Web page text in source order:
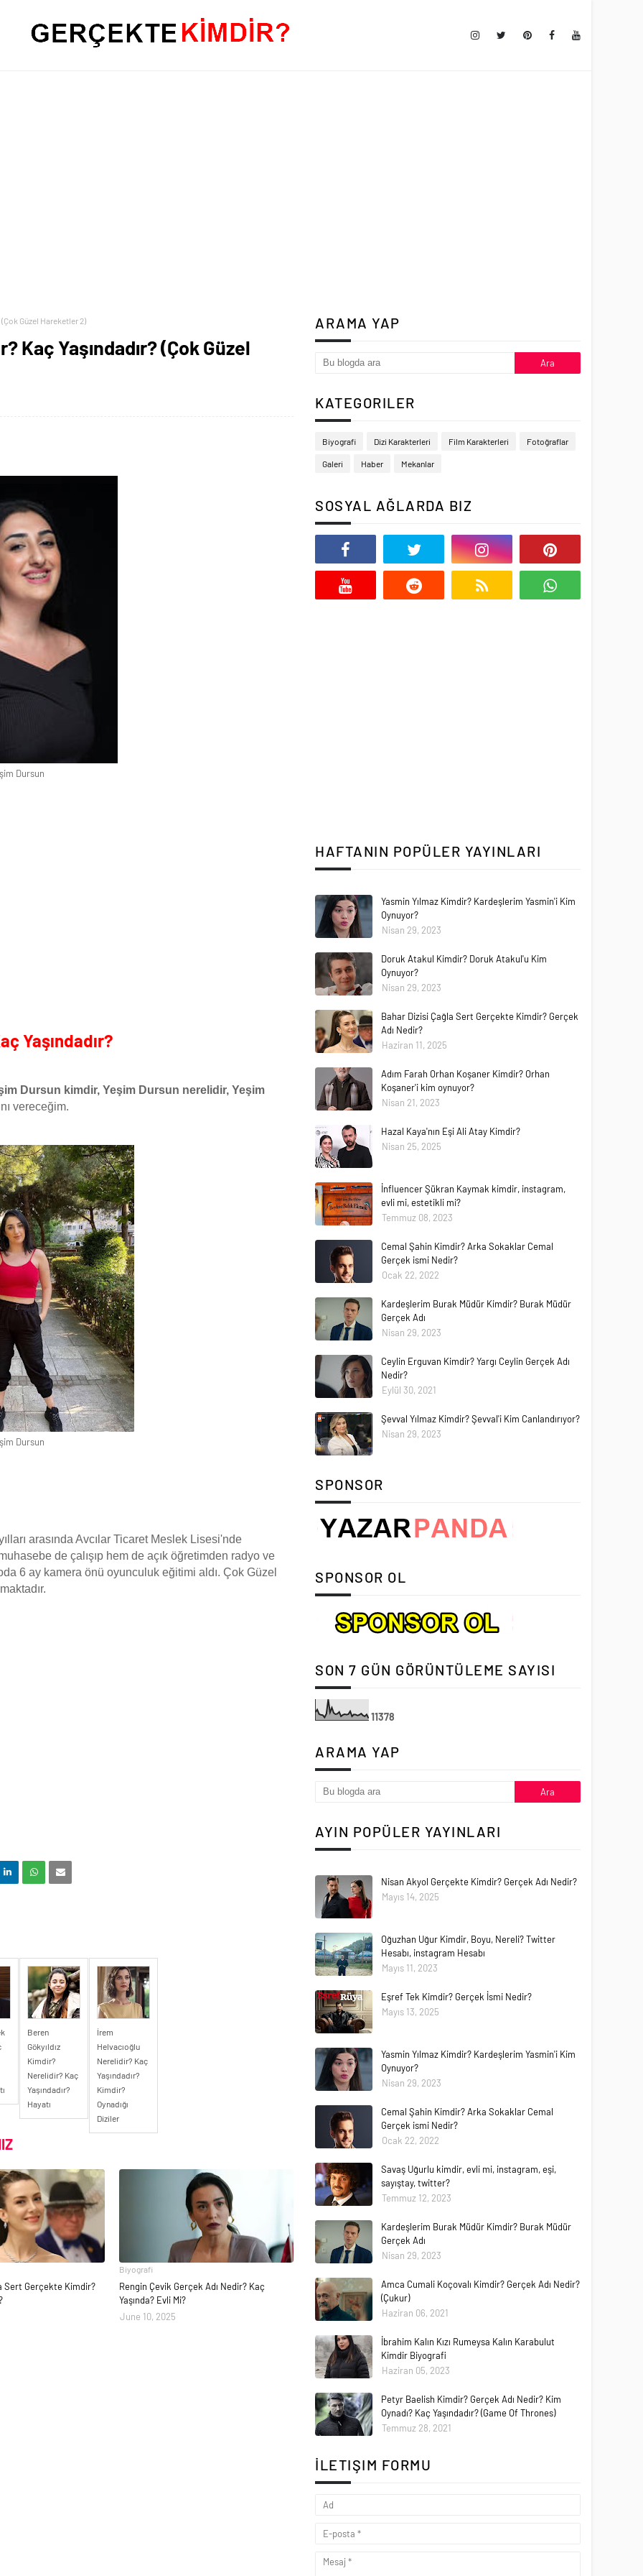
Güzel Hareketler 2)
Yaşındadır? (Çok Güzel
Dursun
Yaşındadır?
Dursun kimdir, Yeşim Dursun nerelidir, Yeşim
vereceğim.
Dursun
arasında Avcılar Ticaret Meslek Lisesi'nde
de çalışıp hem de açık öğretimden radyo ve
6 ay kamera önü oyunculuk eğitimi aldı. Çok Güzel
Beren
Gökyıldız
Kimdir?
Nerelidir? Kaç
Yaşındadır?
Hayatı
İrem
Helvacıoğlu
Nerelidir? Kaç
Yaşındadır?
Kimdir?
Oynadığı
Diziler
Sert Gerçekte Kimdir?
Biyografi
Rengin Çevik Gerçek Adı Nedir? Kaç
Yaşında? Evli Mi?
June 10, 2025
ARAMA YAP
KATEGORILER
Biyografi Dizi Karakterleri Film Karakterleri Fotoğraflar
Galeri Haber Mekanlar
SOSYAL AĞLARDA BIZ
HAFTANIN POPÜLER YAYINLARI
Yasmin Yılmaz Kimdir? Kardeşlerim Yasmin'i Kim
Oynuyor?
Nisan 29, 2023
Doruk Atakul Kimdir? Doruk Atakul'u Kim
Oynuyor?
Nisan 29, 2023
Bahar Dizisi Çağla Sert Gerçekte Kimdir? Gerçek
Adı Nedir?
Haziran 11, 2025
Adım Farah Orhan Koşaner Kimdir? Orhan
Koşaner'i kim oynuyor?
Nisan 21, 2023
Hazal Kaya'nın Eşi Ali Atay Kimdir?
Nisan 25, 2025
İnfluencer Şükran Kaymak kimdir, instagram,
evli mi, estetikli mi?
Temmuz 08, 2023
Cemal Şahin Kimdir? Arka Sokaklar Cemal
Gerçek ismi Nedir?
Ocak 22, 2022
Kardeşlerim Burak Müdür Kimdir? Burak Müdür
Gerçek Adı
Nisan 29, 2023
Ceylin Erguvan Kimdir? Yargı Ceylin Gerçek Adı
Nedir?
Eylül 30, 2021
Şevval Yılmaz Kimdir? Şevval'i Kim Canlandırıyor?
Nisan 29, 2023
SPONSOR
SPONSOR OL
SON 7 GÜN GÖRÜNTÜLEME SAYISI
11378
ARAMA YAP
AYIN POPÜLER YAYINLARI
Nisan Akyol Gerçekte Kimdir? Gerçek Adı Nedir?
Mayıs 14, 2025
Oğuzhan Uğur Kimdir, Boyu, Nereli? Twitter
Hesabı, instagram Hesabı
Mayıs 11, 2023
Eşref Tek Kimdir? Gerçek İsmi Nedir?
Mayıs 13, 2025
Yasmin Yılmaz Kimdir? Kardeşlerim Yasmin'i Kim
Oynuyor?
Nisan 29, 2023
Cemal Şahin Kimdir? Arka Sokaklar Cemal
Gerçek ismi Nedir?
Ocak 22, 2022
Savaş Uğurlu kimdir, evli mi, instagram, eşi,
sayıştay, twitter?
Temmuz 12, 2023
Kardeşlerim Burak Müdür Kimdir? Burak Müdür
Gerçek Adı
Nisan 29, 2023
Amca Cumali Koçovalı Kimdir? Gerçek Adı Nedir?
(Çukur)
Haziran 06, 2021
İbrahim Kalın Kızı Rumeysa Kalın Karabulut
Kimdir Biyografi
Haziran 05, 2023
Petyr Baelish Kimdir? Gerçek Adı Nedir? Kim
Oynadı? Kaç Yaşındadır? (Game Of Thrones)
Temmuz 28, 2021
İLETIŞIM FORMU